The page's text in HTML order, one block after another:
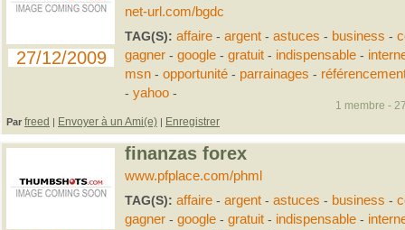
27/12/2009
net-url.com/bgdc
TAG(S): affaire- argent- astuces - business -
gagner- google- gratuit- indispensable-
msn - opportunité- parrainages -
- yahoo-
Par freed | Envoyer à un Ami(e) | Enregistrer
1 membre -
finanzas forex
www.pfplace.com/phml
TAG(S): affaire- argent- astuces - business -
gagner- google- gratuit- indispensable-